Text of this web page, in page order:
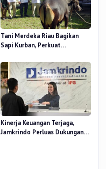
Tani Merdeka Riau Bagikan
Sapi Kurban, Perkuat
Kinerja Keuangan Terjaga,
Jamkrindo Perluas Dukungan